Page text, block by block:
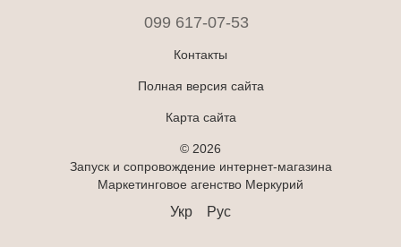
099 617-07-53
Контакты
Полная версия сайта
Карта сайта
© 2026
Запуск и сопровождение интернет-магазина
Маркетинговое агенство Меркурий
Укр Рус